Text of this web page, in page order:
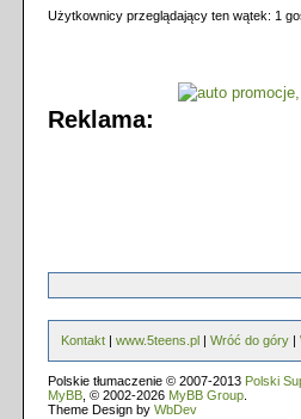
Użytkownicy przeglądający ten wątek: 1
Reklama:
Kontakt | www.5teens.pl | Wróć do góry |
Polskie tłumaczenie © 2007-2013 Polski
MyBB , © 2002-2026 MyBB Group
Theme Design by WbDev